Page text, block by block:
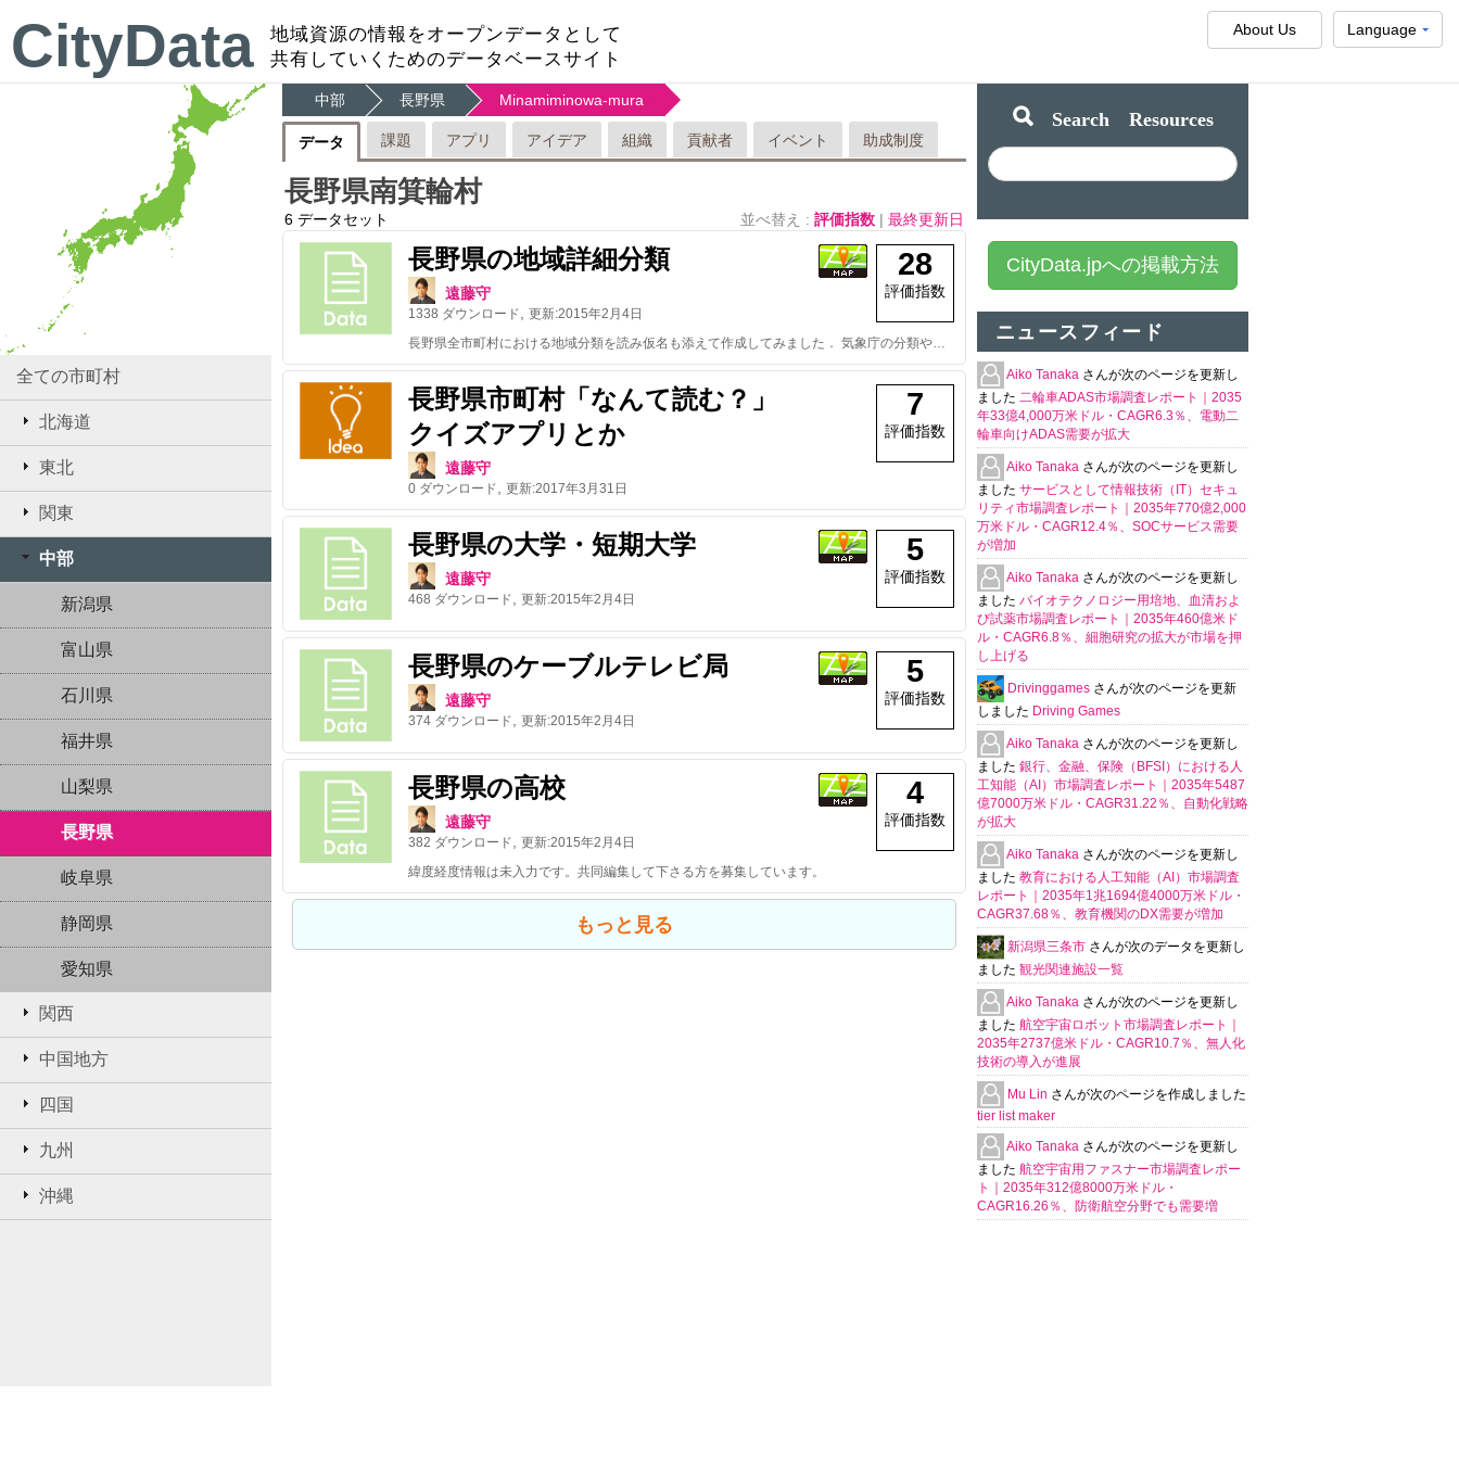
CityData
地域資源の情報をオープンデータとして
共有していくためのデータベースサイト
Language
About Us
全ての市町村
北海道
東北
関東
中部
新潟県
富山県
石川県
福井県
山梨県
長野県
岐阜県
静岡県
愛知県
関西
中国地方
四国
九州
沖縄
中部 長野県 Minamiminowa-mura
データ 課題 アプリ アイデア 組織 貢献者 イベント 助成制度
長野県南箕輪村
6 データセット 並べ替え : 評価指数 | 最終更新日
長野県の地域詳細分類
遠藤守
1338 ダウンロード 更新:2015年2月4日
28
評価指数
長野県全市町村における地域分類を読み仮名も添えて作成してみました． 気象庁の分類や，豪雪指定，交流周波数（60Hz/50Hz）の情報も付加してあります．住所と緯度経度情報の入力が完了したので改めてアップロードしました． *広域連合の情報を追加しました（2014.11.29）
長野県市町村「なんて読む？」
クイズアプリとか
遠藤守
0 ダウンロード 更新:2017年3月31日
7
評価指数
長野県の大学・短期大学
遠藤守
468 ダウンロード 更新:2015年2月4日
5
評価指数
長野県のケーブルテレビ局
遠藤守
374 ダウンロード 更新:2015年2月4日
5
評価指数
長野県の高校
遠藤守
382 ダウンロード 更新:2015年2月4日
4
評価指数
緯度経度情報は未入力です。共同編集して下さる方を募集しています。
もっと見る
Search Resources
CityData.jpへの掲載方法
ニュースフィード
Aiko Tanaka さんが次のページを更新し
ました 二輪車ADAS市場調査レポート｜2035
年33億4,000万米ドル・CAGR6.3％、電動二
輪車向けADAS需要が拡大
Aiko Tanaka さんが次のページを更新し
ました サービスとして情報技術（IT）セキュ
リティ市場調査レポート｜2035年770億2,000
万米ドル・CAGR12.4％、SOCサービス需要
が増加
Aiko Tanaka さんが次のページを更新し
ました バイオテクノロジー用培地、血清およ
び試薬市場調査レポート｜2035年460億米ド
ル・CAGR6.8％、細胞研究の拡大が市場を押
し上げる
Drivinggames さんが次のページを更新
しました Driving Games
Aiko Tanaka さんが次のページを更新し
ました 銀行、金融、保険（BFSI）における人
工知能（AI）市場調査レポート｜2035年5487
億7000万米ドル・CAGR31.22％、自動化戦略
が拡大
Aiko Tanaka さんが次のページを更新し
ました 教育における人工知能（AI）市場調査
レポート｜2035年1兆1694億4000万米ドル・
CAGR37.68％、教育機関のDX需要が増加
新潟県三条市 さんが次のデータを更新し
ました 観光関連施設一覧
Aiko Tanaka さんが次のページを更新し
ました 航空宇宙ロボット市場調査レポート｜
2035年2737億米ドル・CAGR10.7％、無人化
技術の導入が進展
Mu Lin さんが次のページを作成しました
tier list maker
Aiko Tanaka さんが次のページを更新し
ました 航空宇宙用ファスナー市場調査レポー
ト｜2035年312億8000万米ドル・
CAGR16.26％、防衛航空分野でも需要増